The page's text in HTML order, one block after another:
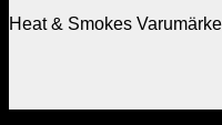
Heat & Smokes Varumärke